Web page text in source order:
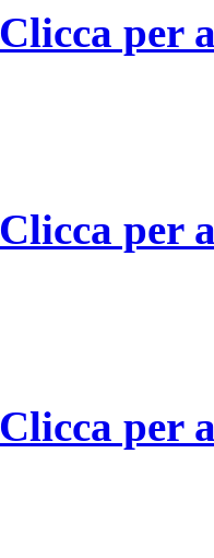
Clicca per
Clicca per
Clicca per